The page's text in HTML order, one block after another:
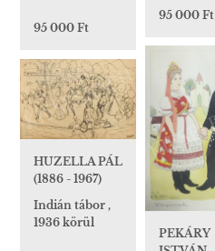
95 000 Ft
95 000 Ft
PEKÁRY
HUZELLA PÁL
(1886 - 1967)
Indián tábor ,
1936 körül